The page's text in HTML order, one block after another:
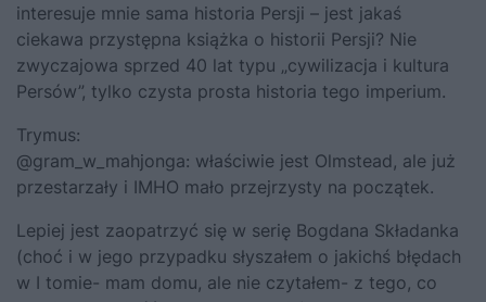
interesuje mnie sama historia Persji – jest jakaś
ciekawa przystępna książka o historii Persji? Nie
zwyczajowa sprzed 40 lat typu „cywilizacja i kultura
Persów”, tylko czysta prosta historia tego imperium.
Trymus:
@gram_w_mahjonga: właściwie jest Olmstead, ale już
przestarzały i IMHO mało przejrzysty na początek.
Lepiej jest zaopatrzyć się w serię Bogdana Składanka
(choć i w jego przypadku słyszałem o jakichś błędach
w I tomie- mam domu, ale nie czytałem- z tego, co